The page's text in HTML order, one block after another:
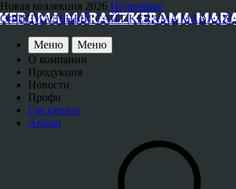
Новая коллекция 2026 Подробнее
ОФИЦИАЛЬНЫЙ САЙТ KERAMA MARAZZI |
Меню
Меню
О компании
Продукция
Новости
Профи
Где купить
Акции